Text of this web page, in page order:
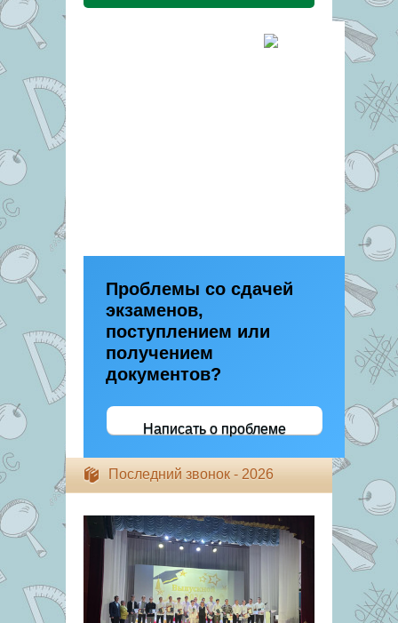
Проблемы со сдачей
экзаменов,
поступлением или
получением
документов?
Написать о проблеме
Последний звонок - 2026